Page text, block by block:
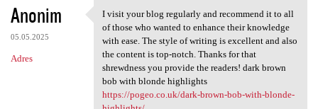
Anonim
05.05.2025
Adres
I visit your blog regularly
I visit your blog regularly and recommend it to all
of those who wanted to enhance their knowledge
with ease. The style of writing is excellent and also
the content is top-notch. Thanks for that
shrewdness you provide the readers! dark brown
bob with blonde highlights
https://pogeo.co.uk/dark-brown-bob-with-blonde-